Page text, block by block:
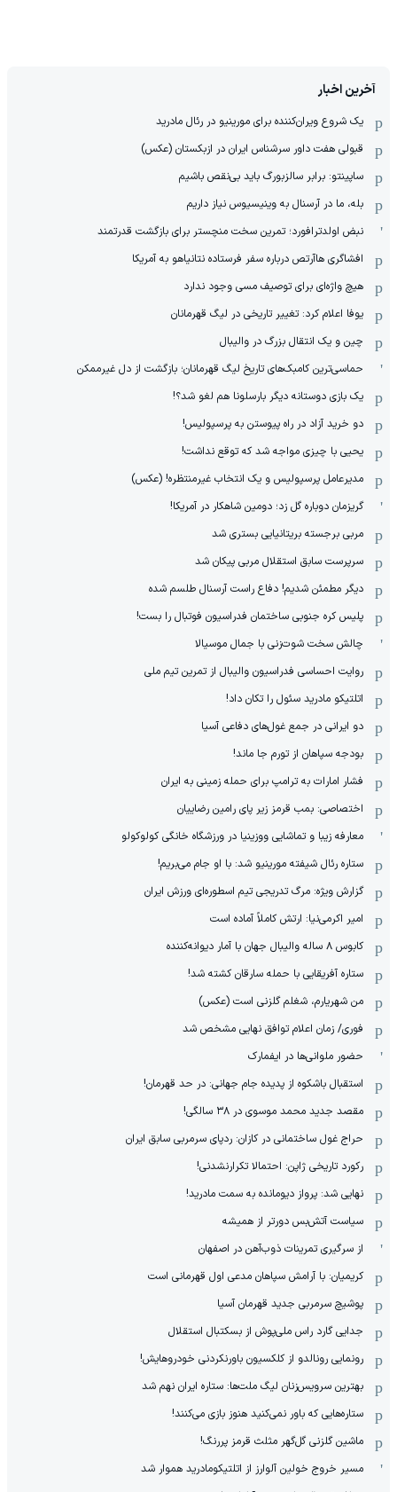
آخرین اخبار
یک شروع ویران‌کننده برای مورینیو در رئال مادرید
قبولی هفت داور سرشناس ایران در ازبکستان (عکس)
ساپینتو: برابر سالزبورگ باید بی‌نقص باشیم
بله، ما در آرسنال به وینیسیوس نیاز داریم
نبض اولدترافورد؛ تمرین سخت منچستر برای بازگشت قدرتمند
افشاگری هاآرتص درباره سفر فرستاده نتانیاهو به آمریکا
هیچ واژه‌ای برای توصیف مسی وجود ندارد
یوفا اعلام کرد: تغییر تاریخی در لیگ قهرمانان
چین و یک انتقال بزرگ در والیبال
حماسی‌ترین کامبک‌های تاریخ لیگ قهرمانان؛ بازگشت از دل غیرممکن
یک بازی دوستانه دیگر بارسلونا هم لغو شد؟!
دو خرید آزاد در راه پیوستن به پرسپولیس!
یحیی با چیزی مواجه شد که توقع نداشت!
مدیرعامل پرسپولیس و یک انتخاب غیرمنتظره! (عکس)
گریزمان دوباره گل زد؛ دومین شاهکار در آمریکا!
مربی برجسته بریتانیایی بستری شد
سرپرست سابق استقلال مربی پیکان شد
دیگر مطمئن شدیم! دفاع راست آرسنال طلسم شده
پلیس کره ‌جنوبی ساختمان فدراسیون فوتبال را بست!
چالش سخت شوت‌زنی با جمال موسیالا
روایت احساسی فدراسیون والیبال از تمرین تیم ملی
اتلتیکو مادرید سئول را تکان داد!
دو ایرانی در جمع غول‌های دفاعی آسیا
بودجه سپاهان از تورم جا ماند!
فشار امارات به ترامپ برای حمله زمینی به ایران
اختصاصی: بمب قرمز زیر پای رامین رضاییان
معارفه زیبا و تماشایی ووزینیا در ورزشگاه خانگی کولوکولو
ستاره رئال شیفته مورینیو شد: با او جام می‌بریم!
گزارش ویژه: مرگ تدریجی تیم اسطوره‌ای ورزش ایران
امیر اکرمی‌نیا: ارتش کاملاً آماده است
کابوس ۸ ساله والیبال جهان با آمار دیوانه‌کننده
ستاره آفریقایی با حمله سارقان کشته شد!
من شهریارم، شغلم گلزنی است (عکس)
فوری/ زمان اعلام توافق نهایی مشخص شد
حضور ملوانی‌ها در ایفمارک
استقبال باشکوه از پدیده جام جهانی: در حد قهرمان!
مقصد جدید محمد موسوی در ٣٨ سالگی!
حراج غول ساختمانی در کازان: ردپای سرمربی سابق ایران
رکورد تاریخی ژاپن: احتمالا تکرارنشدنی!
نهایی شد: پرواز دیومانده به سمت مادرید!
سیاست آتش‌بس دورتر از همیشه
از سرگیری تمرینات ذوب‌آهن در اصفهان
کریمیان: با آرامش سپاهان مدعی اول قهرمانی است
پوشیچ سرمربی جدید قهرمان آسیا
جدایی گارد راس ملی‌پوش از بسکتبال استقلال
رونمایی رونالدو از کلکسیون باورنکردنی خودروهایش!
بهترین سرویس‌زنان لیگ ملت‌ها: ستاره ایران نهم شد
ستاره‌هایی که باور نمی‌کنید هنوز بازی می‌کنند!
ماشین گلزنی گل‌گهر مثلث قرمز پررنگ!
مسیر خروج خولین آلوارز از اتلتیکومادرید هموار شد